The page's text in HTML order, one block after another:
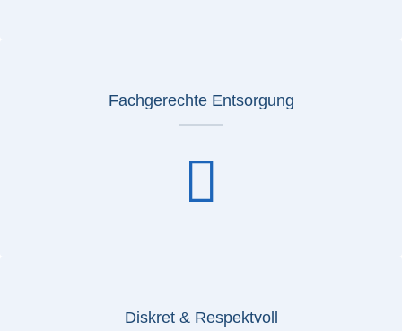
Fachgerechte Entsorgung
Diskret & Respektvoll